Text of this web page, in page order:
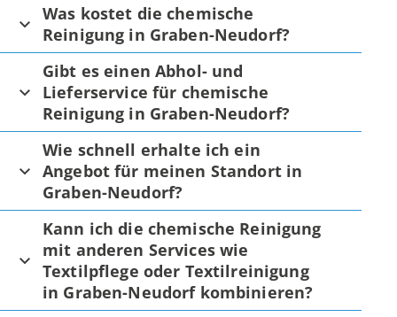
Was kostet die chemische
Reinigung in Graben-Neudorf?
Gibt es einen Abhol- und
Lieferservice für chemische
Reinigung in Graben-Neudorf?
Wie schnell erhalte ich ein
Angebot für meinen Standort in
Graben-Neudorf?
Kann ich die chemische Reinigung
mit anderen Services wie
Textilpflege oder Textilreinigung
in Graben-Neudorf kombinieren?